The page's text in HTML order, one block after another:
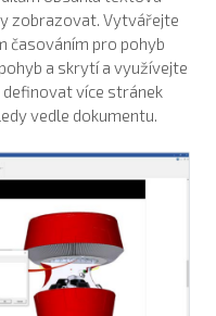
zobrazovat. Vytvářejte
časováním pro pohyb
a skrytí a využívejte
definovat více stránek
vedle dokumentu.